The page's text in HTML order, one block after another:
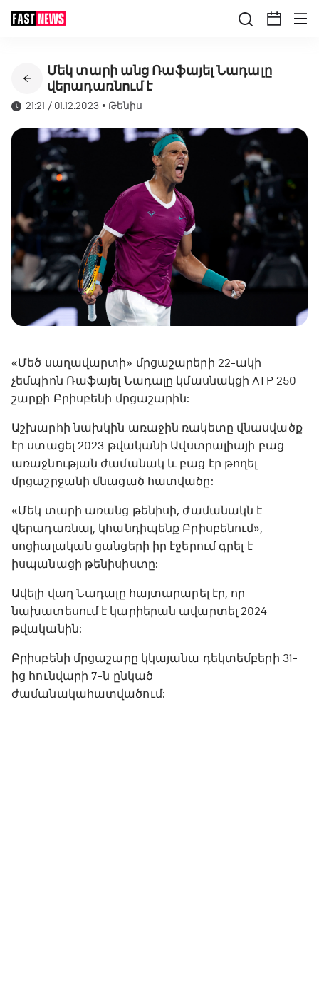
Մեկ տարի անց Ռաֆայել Նադալը
վերադառնում է
21:21 / 01.12.2023 • Թենիս
«Մեծ սաղավարտի» մրցաշարերի 22-ակի
չեմպիոն Ռաֆայել Նադալը կմասնակցի ATP 250
շարքի Բրիսբենի մրցաշարին:
Աշխարհի նախկին առաջին ռակետը վնասվածք
էր ստացել 2023 թվականի Ավստրալիայի բաց
առաջնության ժամանակ և բաց էր թողել
մրցաշրջանի մնացած հատվածը:
«Մեկ տարի առանց թենիսի, ժամանակն է
վերադառնալ, կհանդիպենք Բրիսբենում», -
սոցիալական ցանցերի իր էջերում գրել է
իսպանացի թենիսիստը:
Ավելի վաղ Նադալը հայտարարել էր, որ
նախատեսում է կարիերան ավարտել 2024
թվականին:
Բրիսբենի մրցաշարը կկայանա դեկտեմբերի 31-
ից հունվարի 7-ն ընկած
ժամանակահատվածում: